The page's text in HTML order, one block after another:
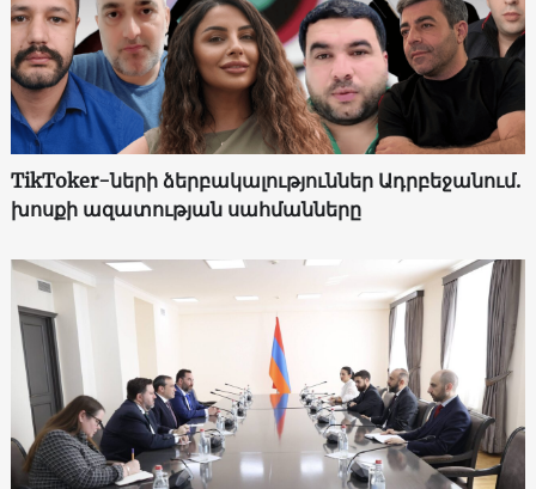
TikToker-ների ձերբակալություններ Ադրբեջանում.
խոսքի ազատության սահմանները